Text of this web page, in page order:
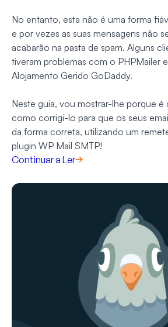
No entanto, esta não é uma forma
e por vezes as suas mensagens não
acabarão na pasta de spam. Alguns
tiveram problemas com o PHPMailer
Alojamento Gerido GoDaddy.
Neste guia, vou mostrar-lhe porque
como corrigi-lo para que os seus
da forma correta, utilizando um
plugin WP Mail SMTP!
Continuar a Ler